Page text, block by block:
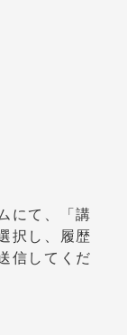
にて、「講
択し、履歴
信してくだ